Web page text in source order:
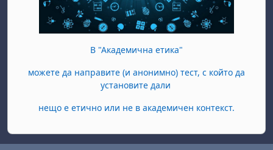
В "Академична етика"
можете да направите (и анонимно) тест, с който да
установите дали
нещо е етично или не в академичен контекст.